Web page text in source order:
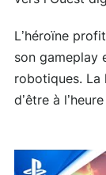
L’héroïne
son gameplay
robotiques. La
d’être à l’heure